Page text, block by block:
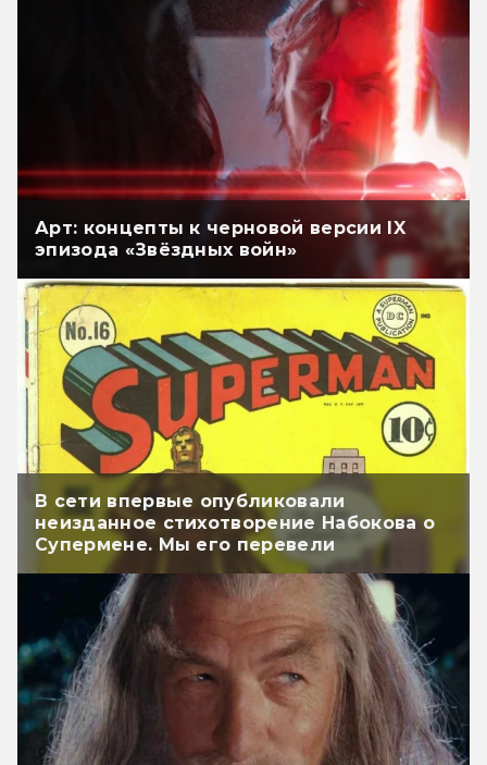
Арт: концепты к черновой версии IX
эпизода «Звёздных войн»
В сети впервые опубликовали
неизданное стихотворение Набокова о
Супермене. Мы его перевели